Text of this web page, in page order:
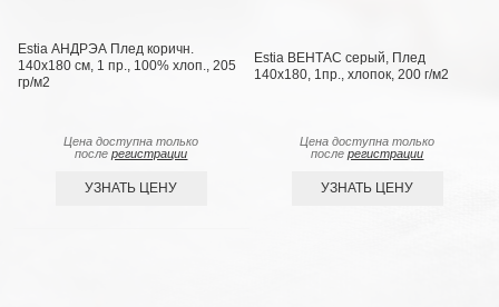
Estia АНДРЭА Плед коричн.
140х180 см, 1 пр., 100% хлоп., 205
гр/м2
Цена доступна только
послерегистрации
УЗНАТЬ ЦЕНУ
Estia ВЕНТАС серый, Плед
140х180, 1пр., хлопок, 200 г/м2
Цена доступна только
послерегистрации
УЗНАТЬ ЦЕНУ